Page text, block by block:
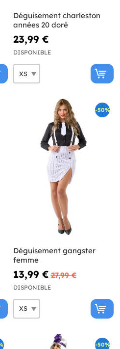
Déguisement charleston
années 20 doré
23,99 €
DISPONIBLE
-50%
Déguisement gangster
femme
13,99 € 27,99 €
DISPONIBLE
-50%